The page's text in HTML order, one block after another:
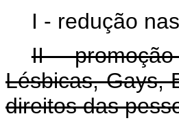
I - redução
II -
Lésbicas, Gays,
direitos das